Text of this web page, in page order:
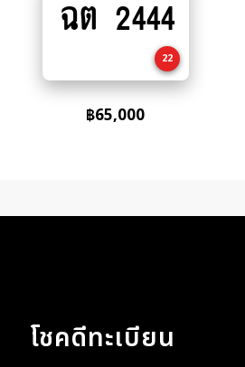
to
ฉต 2444
22
฿65,000
โชคดีทะเบียน